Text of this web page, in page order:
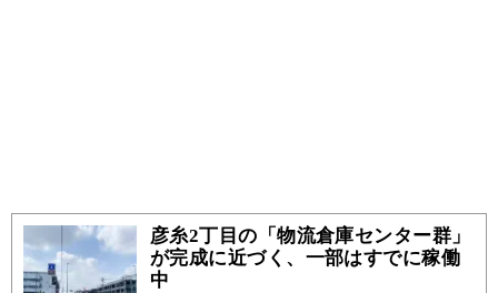
彦糸2丁目の「物流倉庫センター群」
が完成に近づく、一部はすでに稼働
中